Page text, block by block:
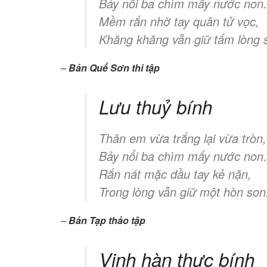
Mềm rắn nhờ tay quân tử vọc,
Khăng khăng vẫn giữ tấm lòng
–Bản Quế Sơn thi tập
Lưu thuỷ bính
Thân em vừa trắng lại vừa tròn,
Bảy nổi ba chìm mấy nước non.
Rắn nát mặc dầu tay kẻ nặn,
Trong lòng vẫn giữ một hòn son.
–Bản Tạp thảo tập
Vịnh hàn thực bính